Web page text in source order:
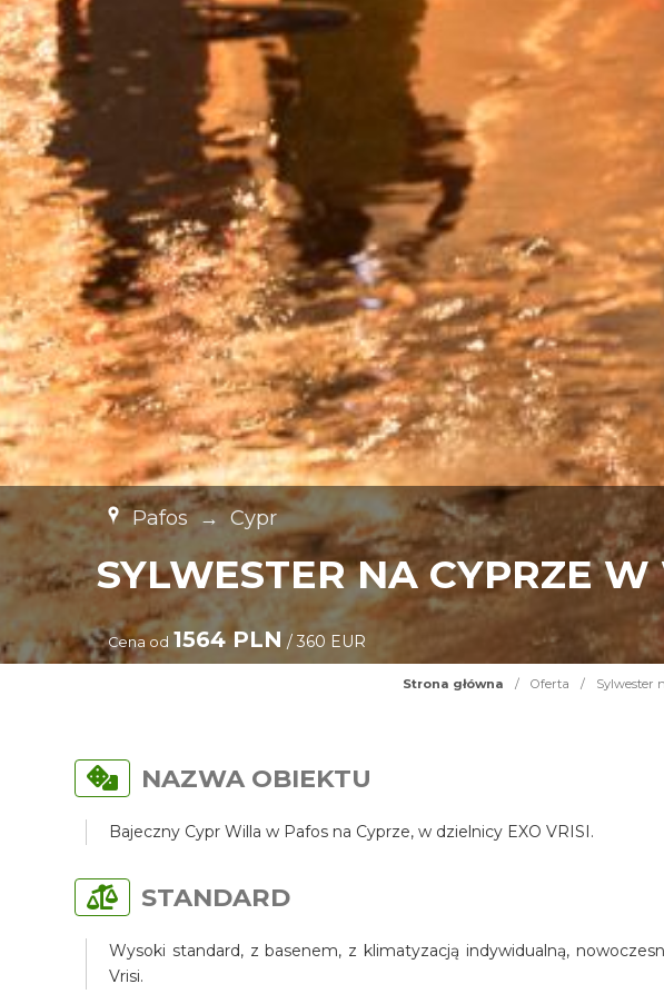
Pafos → Cypr
SYLWESTER NA CYPRZE
Cena od 1564 PLN / 360 EUR
Strona główna / Oferta / Sylwester
NAZWA OBIEKTU
Bajeczny Cypr Willa w Pafos na Cyprze, w dzielnicy EXO VRISI.
STANDARD
Wysoki standard, z basenem, z klimatyzacją indywidualną,
Vrisi.